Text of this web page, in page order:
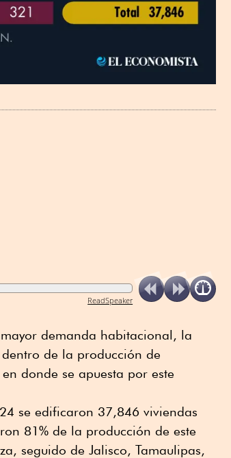
ReadSpeaker
demanda habitacional, la
de la producción de
donde se apuesta por este
se edificaron 37,846 viviendas
81% de la producción de este
seguido de Jalisco, Tamaulipas,